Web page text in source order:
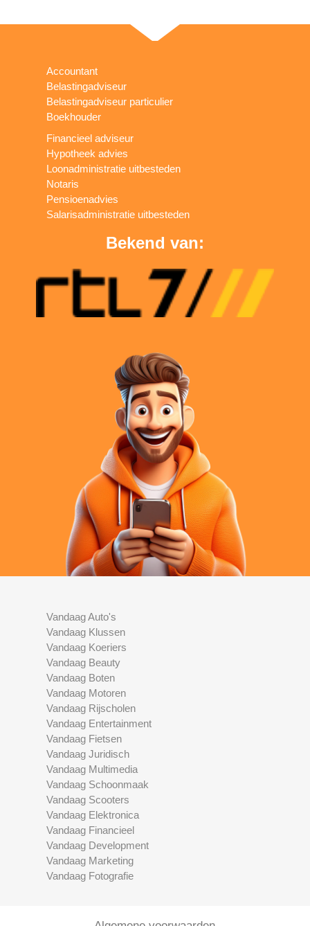
Accountant
Belastingadviseur
Belastingadviseur particulier
Boekhouder
Financieel adviseur
Hypotheek advies
Loonadministratie uitbesteden
Notaris
Pensioenadvies
Salarisadministratie uitbesteden
Bekend van:
Vandaag Auto's
Vandaag Klussen
Vandaag Koeriers
Vandaag Beauty
Vandaag Boten
Vandaag Motoren
Vandaag Rijscholen
Vandaag Entertainment
Vandaag Fietsen
Vandaag Juridisch
Vandaag Multimedia
Vandaag Schoonmaak
Vandaag Scooters
Vandaag Elektronica
Vandaag Financieel
Vandaag Development
Vandaag Marketing
Vandaag Fotografie